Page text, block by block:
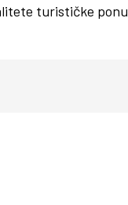
turističke